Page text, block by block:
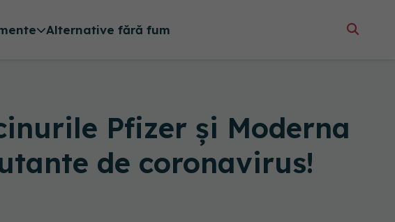
Alternative fără fum
Pfizer și Moderna
de coronavirus!